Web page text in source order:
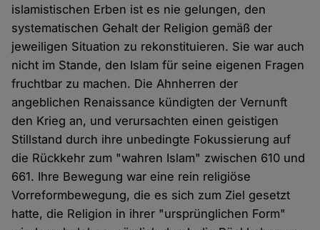
islamistischen Erben ist es nie gelungen, den
systematischen Gehalt der Religion gemäß der
jeweiligen Situation zu rekonstituieren. Sie war auch
nicht im Stande, den Islam für seine eigenen Fragen
fruchtbar zu machen. Die Ahnherren der
angeblichen Renaissance kündigten der Vernunft
den Krieg an, und verursachten einen geistigen
Stillstand durch ihre unbedingte Fokussierung auf
die Rückkehr zum "wahren Islam" zwischen 610 und
661. Ihre Bewegung war eine rein religiöse
Vorreformbewegung, die es sich zum Ziel gesetzt
hatte, die Religion in ihrer "ursprünglichen Form"